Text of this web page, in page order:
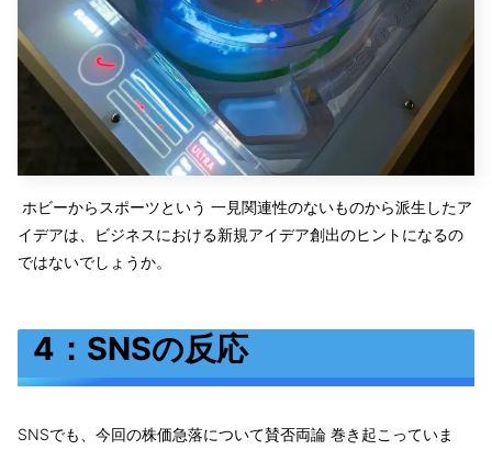
ホビーからスポーツという 一見関連性のないものから派生したア
イデアは、ビジネスにおける新規アイデア創出のヒントになるの
ではないでしょうか。
4：SNSの反応
SNSでも、今回の株価急落について賛否両論 巻き起こっていま